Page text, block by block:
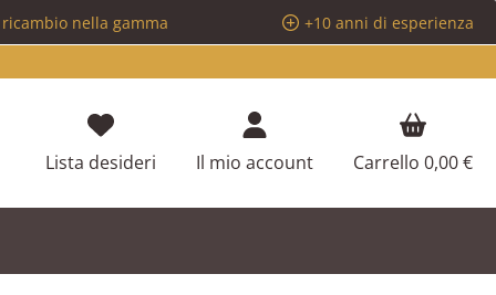
nella gamma
+10 anni di esperienza
Lista desideri Hai 0 articoli nella lista dei desideri
Il mio account Carrello 0,00 €